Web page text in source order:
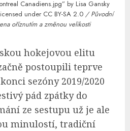
Canadiens.jpg” by Lisa Gansky
under CC BY-SA 2.0 / Původní
oříznutím a změnou velikosti
hokejovou elitu
postoupili teprve
sezóny 2019/2020
pád zpátky do
ze sestupu už je ale
minulostí, tradiční